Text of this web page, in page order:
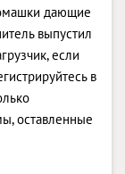
дающие
выпустил
если
в
оставленные